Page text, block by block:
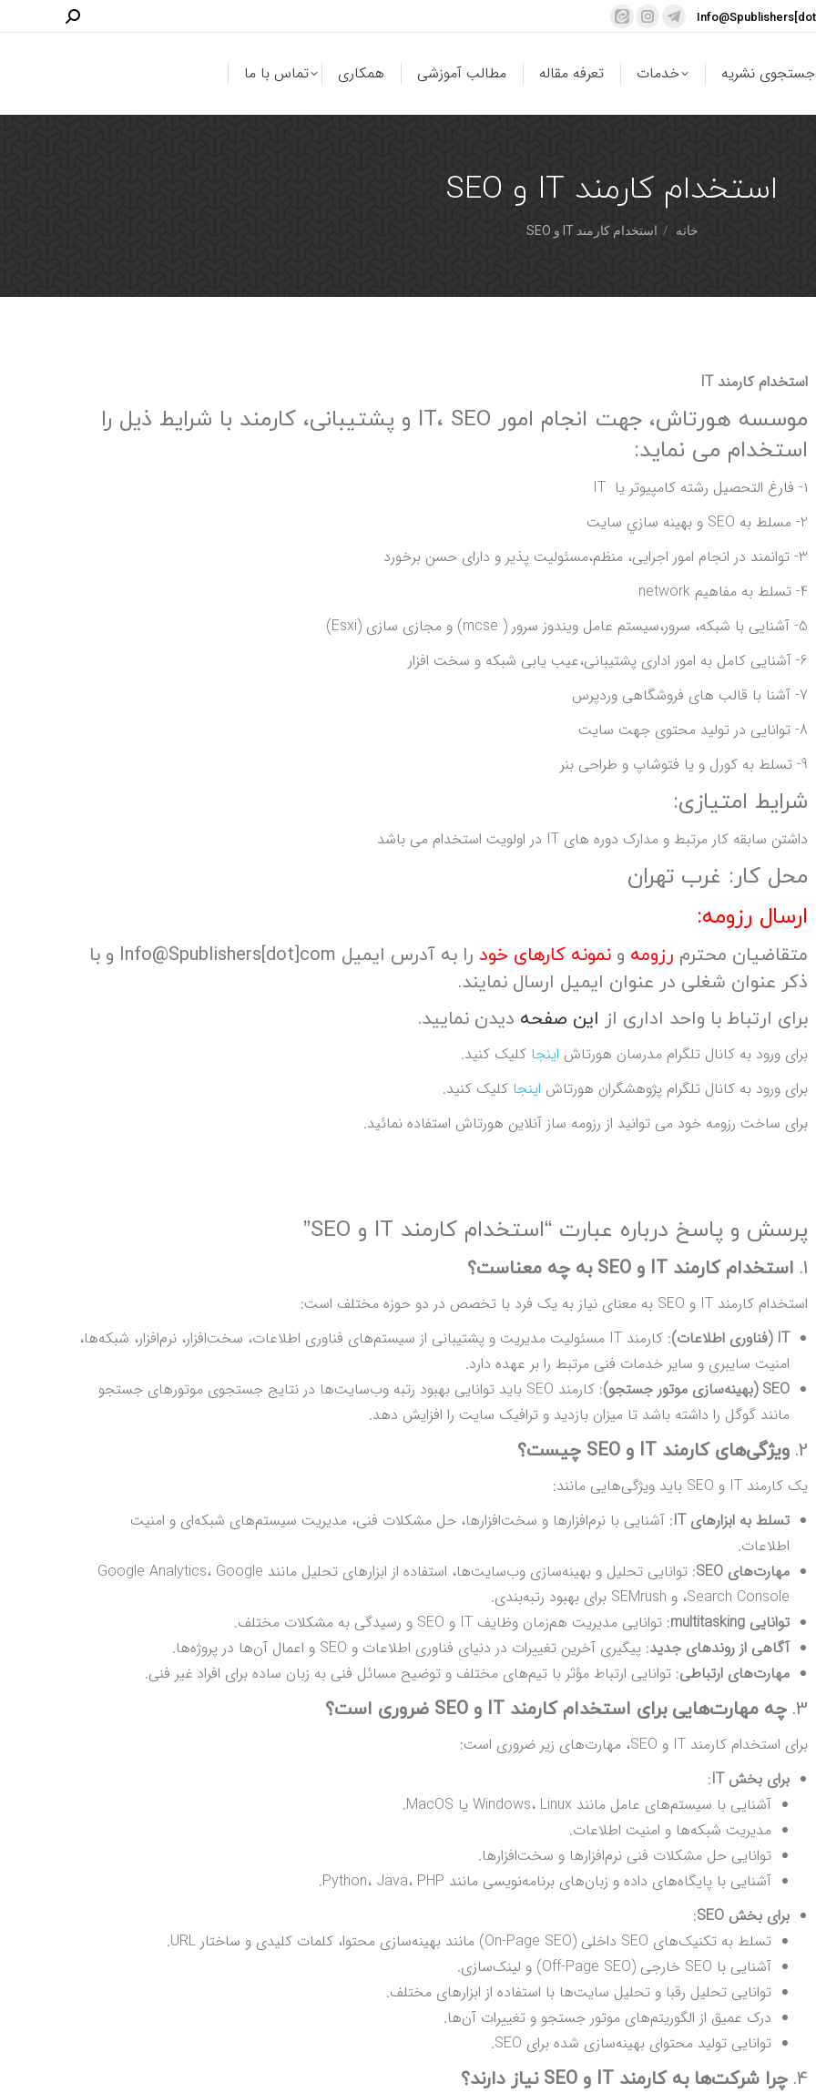
جستجوی نشریه خدمات تعرفه مقاله مطالب آموزشی همکاری تماس با ما
استخدام کارمند IT و SEO
شما اینجا هستید:
خانه استخدام کارمند IT و SEO
استخدام کارمند IT
موسسه هورتاش، جهت انجام امور IT، SEO و پشتیبانی، کارمند با شرایط ذیل را
استخدام می نماید:
۱- فارغ التحصیل رشته کامپیوتر یا IT
2- مسلط به SEO و بهينه سازي سايت
3- توانمند در انجام امور اجرایی، منظم،مسئولیت پذیر و دارای حسن برخورد
4- تسلط به مفاهیم network
5- آشنایی با شبکه، سرور،سیستم عامل ویندوز سرور ( mcse) و مجازی سازی (Esxi)
6- آشنایی کامل به امور اداری پشتیبانی،عیب یابی شبکه و سخت افزار
7- آشنا با قالب های فروشگاهی وردپرس
8- توانایی در تولید محتوی جهت سایت
9- تسلط به کورل و یا فتوشاپ و طراحی بنر
شرایط امتیازی:
داشتن سابقه کار مرتبط و مدارک دوره های IT در اولویت استخدام می باشد
محل کار: غرب تهران
ارسال رزومه:
متقاضیان محترم رزومه و نمونه کارهای خود
را به آدرس ایمیل Info@Spublishers[dot]com و با
ذکر عنوان شغلی در عنوان ایمیل ارسال نمایند.
برای ارتباط با واحد اداری از این صفحه دیدن نمایید.
برای ورود به کانال تلگرام مدرسان هورتاش اینجا کلیک کنید.
برای ورود به کانال تلگرام پژوهشگران هورتاش اینجا کلیک کنید.
برای ساخت رزومه خود می توانید از رزومه ساز آنلاین هورتاش استفاده نمائید.
پرسش و پاسخ درباره عبارت “استخدام کارمند IT و SEO”
1. استخدام کارمند IT و SEO به چه معناست؟
استخدام کارمند IT و SEO به معنای نیاز به یک فرد با تخصص در دو حوزه مختلف است:
IT (فناوری اطلاعات)
: کارمند IT مسئولیت مدیریت و پشتیبانی از سیستم‌های فناوری اطلاعات، سخت‌افزار، نرم‌افزار، شبکه‌ها،
امنیت سایبری و سایر خدمات فنی مرتبط را بر عهده دارد.
SEO (بهینه‌سازی موتور جستجو)
: کارمند SEO باید توانایی بهبود رتبه وب‌سایت‌ها در نتایج جستجوی موتورهای جستجو
مانند گوگل را داشته باشد تا میزان بازدید و ترافیک سایت را افزایش دهد.
2. ویژگی‌های کارمند IT و SEO چیست؟
یک کارمند IT و SEO باید ویژگی‌هایی مانند:
تسلط به ابزارهای IT : آشنایی با نرم‌افزارها و سخت‌افزارها، حل مشکلات فنی، مدیریت سیستم‌های شبکه‌ای و امنیت
اطلاعات.
مهارت‌های SEO
: توانایی تحلیل و بهینه‌سازی وب‌سایت‌ها، استفاده از ابزارهای تحلیل مانند Google Analytics، Google
Search Console، و SEMrush برای بهبود رتبه‌بندی.
توانایی multitasking
: توانایی مدیریت هم‌زمان وظایف IT و SEO و رسیدگی به مشکلات مختلف.
آگاهی از روندهای جدید: پیگیری آخرین تغییرات در دنیای فناوری اطلاعات و SEO و اعمال آن‌ها در پروژه‌ها.
مهارت‌های ارتباطی: توانایی ارتباط مؤثر با تیم‌های مختلف و توضیح مسائل فنی به زبان ساده برای افراد غیر فنی.
3. چه مهارت‌هایی برای استخدام کارمند IT و SEO ضروری است؟
برای استخدام کارمند IT و SEO، مهارت‌های زیر ضروری است:
برای بخش IT :
آشنایی با سیستم‌های عامل مانند Windows، Linux یا MacOS.
مدیریت شبکه‌ها و امنیت اطلاعات.
توانایی حل مشکلات فنی نرم‌افزارها و سخت‌افزارها.
آشنایی با پایگاه‌های داده و زبان‌های برنامه‌نویسی مانند Python، Java، PHP.
برای بخش SEO
:
تسلط به تکنیک‌های SEO داخلی (On-Page SEO) مانند بهینه‌سازی محتوا، کلمات کلیدی و ساختار URL.
آشنایی با SEO خارجی (Off-Page SEO) و لینک‌سازی.
توانایی تحلیل رقبا و تحلیل سایت‌ها با استفاده از ابزارهای مختلف.
درک عمیق از الگوریتم‌های موتور جستجو و تغییرات آن‌ها.
توانایی تولید محتوای بهینه‌سازی شده برای SEO.
4. چرا شرکت‌ها به کارمند IT و SEO نیاز دارند؟